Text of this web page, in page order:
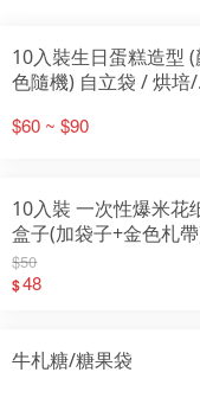
10入裝生日蛋糕造型 (
色隨機) 自立袋 / 烘培/
裝袋/交換禮物/送禮
$60 ~ $90
10入裝 一次性爆米花纸
盒子(加袋子+金色札
$50
$48
牛札糖/糖果袋